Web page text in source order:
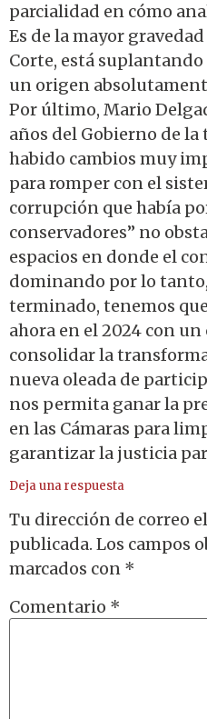
parcialidad en cómo
Es de la mayor
Corte, está
un origen
Por último, Mario
años del Gobierno de
habido cambios muy
para romper con el
corrupción que había
conservadores” no
espacios en donde el
dominando por lo
terminado, tenemos
ahora en el 2024 con
consolidar la
nueva oleada de
nos permita ganar la
en las Cámaras para
garantizar la justicia
Deja una respuesta
Tu dirección de correo
publicada. Los campos
marcados con *
Comentario *